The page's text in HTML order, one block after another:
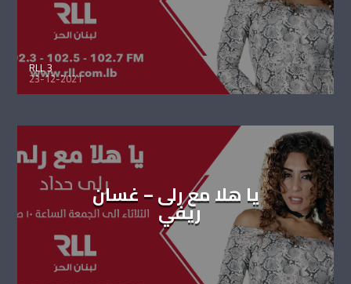
RLL 3
23-12-2021
يا هلا مع رلى – غسان
ريفي